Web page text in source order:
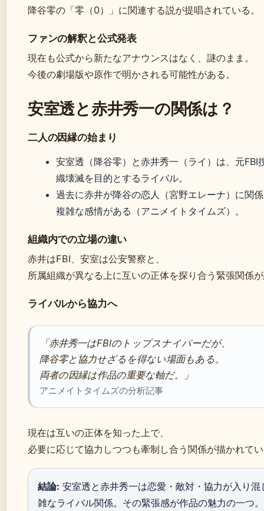
降谷零の「零（0）」に関連する説が提唱されている。
ファンの解釈と公式発表
現在も公式から新たなアナウンスはなく、謎のまま。
今後の劇場版や原作で明かされる可能性がある。
安室透と赤井秀一の関係は？
二人の因縁の始まり
安室透（降谷零）と赤井秀一（ライ）は、元FBI
織壊滅を目的とするライバル。
過去に赤井が降谷の恋人（宮野エレーナ）に関
複雑な感情がある（アニメイトタイムズ）。
組織内での立場の違い
赤井はFBI、安室は公安警察と、
所属組織が異なる上に互いの正体を探り合う緊張関係
ライバルから協力へ
「赤井秀一はFBIのトップスナイパーだが、
降谷零と協力せざるを得ない場面もある。
両者の因縁は作品の重要な軸だ。」
アニメイトタイムズの分析記事
現在は互いの正体を知った上で、
必要に応じて協力しつつも牽制し合う関係が描かれて
結論: 安室透と赤井秀一は恋愛・敵対・協力が入り混
雑なライバル関係。その緊張感が作品の魅力の一つ。